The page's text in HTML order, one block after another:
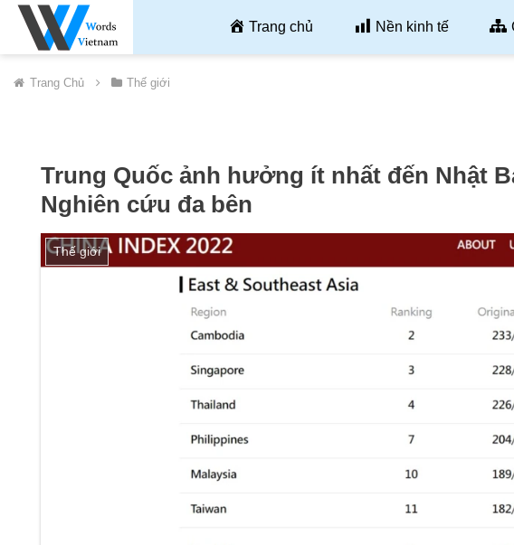
Trang chủ Nền kinh tế
Trang Chủ Thế giới
Trung Quốc ảnh hưởng ít nhất đến Nhật
Nghiên cứu đa bên
Thế giới